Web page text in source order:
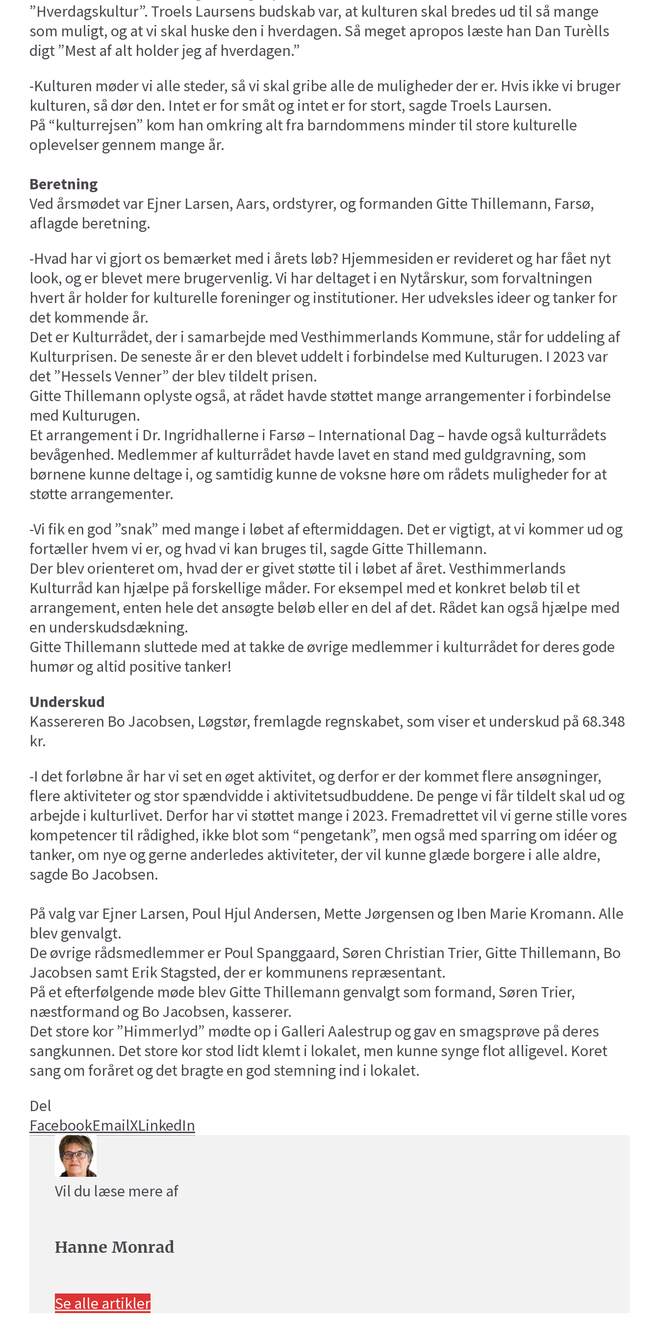
”Hverdagskultur”. Troels Laursens budskab var, at kulturen skal bredes ud til så mange
som muligt, og at vi skal huske den i hverdagen. Så meget apropos læste han Dan Turèlls
digt ”Mest af alt holder jeg af hverdagen.”
-Kulturen møder vi alle steder, så vi skal gribe alle de muligheder der er. Hvis ikke vi bruger
kulturen, så dør den. Intet er for småt og intet er for stort, sagde Troels Laursen.
På “kulturrejsen” kom han omkring alt fra barndommens minder til store kulturelle
oplevelser gennem mange år.
Beretning
Ved årsmødet var Ejner Larsen, Aars, ordstyrer, og formanden Gitte Thillemann, Farsø,
aflagde beretning.
-Hvad har vi gjort os bemærket med i årets løb? Hjemmesiden er revideret og har fået nyt
look, og er blevet mere brugervenlig. Vi har deltaget i en Nytårskur, som forvaltningen
hvert år holder for kulturelle foreninger og institutioner. Her udveksles ideer og tanker for
det kommende år.
Det er Kulturrådet, der i samarbejde med Vesthimmerlands Kommune, står for uddeling af
Kulturprisen. De seneste år er den blevet uddelt i forbindelse med Kulturugen. I 2023 var
det ”Hessels Venner” der blev tildelt prisen.
Gitte Thillemann oplyste også, at rådet havde støttet mange arrangementer i forbindelse
med Kulturugen.
Et arrangement i Dr. Ingridhallerne i Farsø – International Dag – havde også kulturrådets
bevågenhed. Medlemmer af kulturrådet havde lavet en stand med guldgravning, som
børnene kunne deltage i, og samtidig kunne de voksne høre om rådets muligheder for at
støtte arrangementer.
-Vi fik en god ”snak” med mange i løbet af eftermiddagen. Det er vigtigt, at vi kommer ud og
fortæller hvem vi er, og hvad vi kan bruges til, sagde Gitte Thillemann.
Der blev orienteret om, hvad der er givet støtte til i løbet af året. Vesthimmerlands
Kulturråd kan hjælpe på forskellige måder. For eksempel med et konkret beløb til et
arrangement, enten hele det ansøgte beløb eller en del af det. Rådet kan også hjælpe med
en underskudsdækning.
Gitte Thillemann sluttede med at takke de øvrige medlemmer i kulturrådet for deres gode
humør og altid positive tanker!
Underskud
Kassereren Bo Jacobsen, Løgstør, fremlagde regnskabet, som viser et underskud på 68.348
kr.
-I det forløbne år har vi set en øget aktivitet, og derfor er der kommet flere ansøgninger,
flere aktiviteter og stor spændvidde i aktivitetsudbuddene. De penge vi får tildelt skal ud og
arbejde i kulturlivet. Derfor har vi støttet mange i 2023. Fremadrettet vil vi gerne stille vores
kompetencer til rådighed, ikke blot som “pengetank”, men også med sparring om idéer og
tanker, om nye og gerne anderledes aktiviteter, der vil kunne glæde borgere i alle aldre,
sagde Bo Jacobsen.
På valg var Ejner Larsen, Poul Hjul Andersen, Mette Jørgensen og Iben Marie Kromann. Alle
blev genvalgt.
De øvrige rådsmedlemmer er Poul Spanggaard, Søren Christian Trier, Gitte Thillemann, Bo
Jacobsen samt Erik Stagsted, der er kommunens repræsentant.
På et efterfølgende møde blev Gitte Thillemann genvalgt som formand, Søren Trier,
næstformand og Bo Jacobsen, kasserer.
Det store kor ”Himmerlyd” mødte op i Galleri Aalestrup og gav en smagsprøve på deres
sangkunnen. Det store kor stod lidt klemt i lokalet, men kunne synge flot alligevel. Koret
sang om foråret og det bragte en god stemning ind i lokalet.
Del
FacebookEmailXLinkedIn
Vil du læse mere af
Hanne Monrad
Se alle artikler